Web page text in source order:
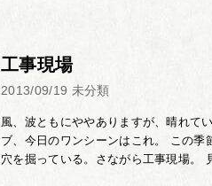
工事現場
2013/09/19 未分類
風、波ともにややありますが、晴れて
ブ、今日のワンシーンはこれ。 この
穴を掘っている。さながら工事現場。